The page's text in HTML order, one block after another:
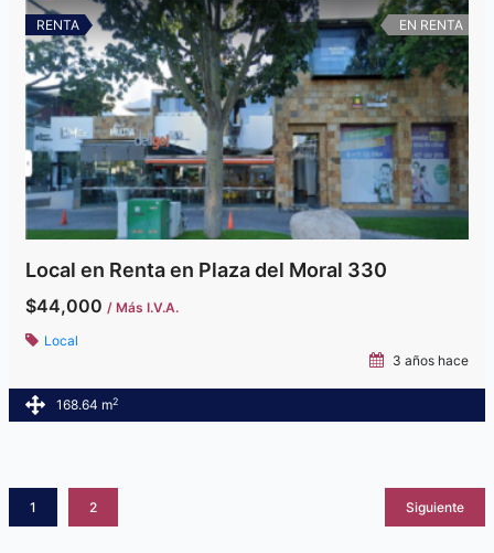
RENTA EN RENTA
Local en Renta en Plaza del Moral 330
$44,000 / Más I.V.A.
Local
3 años hace
168.64 m2
1 2 Siguiente